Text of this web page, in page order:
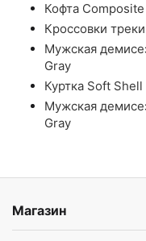
Кофта
Кроссовки
Мужская
Gray
Куртка Soft
Мужская
Gray
Магазин